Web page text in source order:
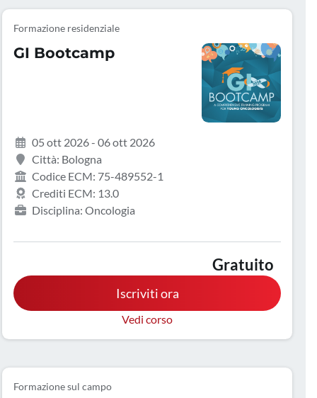
Formazione residenziale
GI Bootcamp
05 ott 2026 - 06 ott 2026
Città: Bologna
Codice ECM: 75-489552-1
Crediti ECM: 13.0
Disciplina: Oncologia
Gratuito
Iscriviti ora
Vedi corso
Formazione sul campo